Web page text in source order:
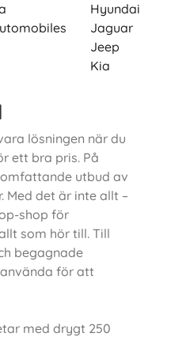
Hyundai
Jaguar
Jeep
Kia
lösningen när du
ett bra pris. På
utbud av
Med det är inte allt –
shop för
som hör till. Till
begagnade
för att
med drygt 250